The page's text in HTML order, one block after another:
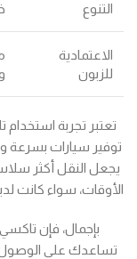
التنوع
الاعتمادية
للزبون
تعتبر تجربة
توفير سيارات بسرعة
يجعل النقل أكثر
الأوقات، سواء كانت
بإجمال، فإن
تساعدك على الوصول